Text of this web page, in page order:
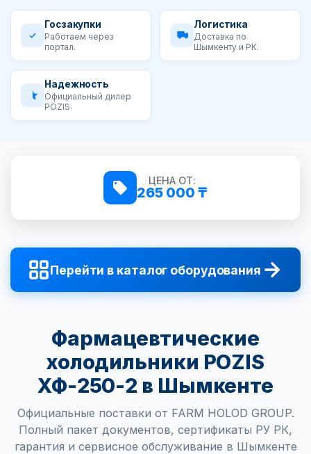
Госзакупки
Работаем через
портал.
Логистика
Доставка по
Шымкенту и РК.
Надежность
Официальный дилер
POZIS.
ЦЕНА ОТ:
265 000 ₸
Перейти в каталог оборудования
Фармацевтические
холодильники POZIS
ХФ-250-2 в Шымкенте
Официальные поставки от FARM HOLOD GROUP.
Полный пакет документов, сертификаты РУ РК,
гарантия и сервисное обслуживание в Шымкенте